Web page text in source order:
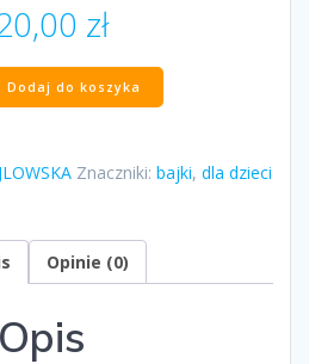
zł
Dodaj do koszyka
Znaczniki: bajki, dla dzieci
Opinie (0)
Opis